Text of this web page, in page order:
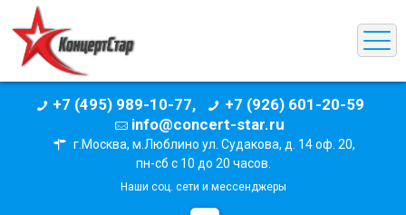
+7 (495) 989-10-77,
+7 (926) 601-20-59
info@concert-star.ru
г.Москва, м.Люблино ул. Судакова, д. 14 оф. 20,
пн-сб с 10 до 20 часов.
Наши соц. сети и мессенджеры